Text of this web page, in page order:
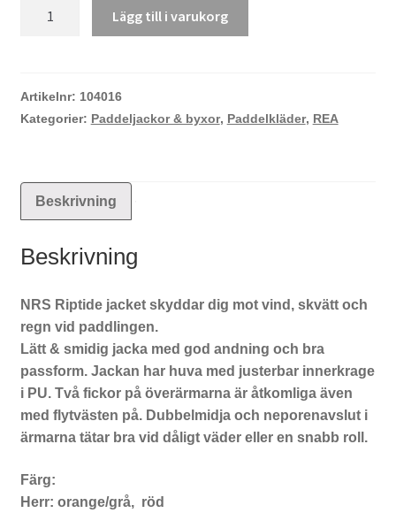
Lägg till i varukorg
Artikelnr: 104016
Kategorier: Paddeljackor & byxor, Paddelkläder, REA
Beskrivning
Beskrivning
NRS Riptide jacket skyddar dig mot vind, skvätt och
regn vid paddlingen.
Lätt & smidig jacka med god andning och bra
passform. Jackan har huva med justerbar innerkrage
i PU. Två fickor på överärmarna är åtkomliga även
med flytvästen på. Dubbelmidja och neporenavslut i
ärmarna tätar bra vid dåligt väder eller en snabb roll.
Färg:
Herr: orange/grå, röd